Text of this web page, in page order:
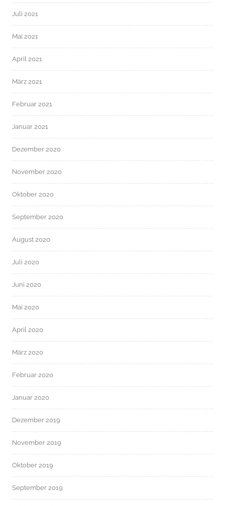
Juli 2021
Mai 2021
April 2021
März 2021
Februar 2021
Januar 2021
Dezember 2020
November 2020
Oktober 2020
September 2020
August 2020
Juli 2020
Juni 2020
Mai 2020
April 2020
März 2020
Februar 2020
Januar 2020
Dezember 2019
November 2019
Oktober 2019
September 2019